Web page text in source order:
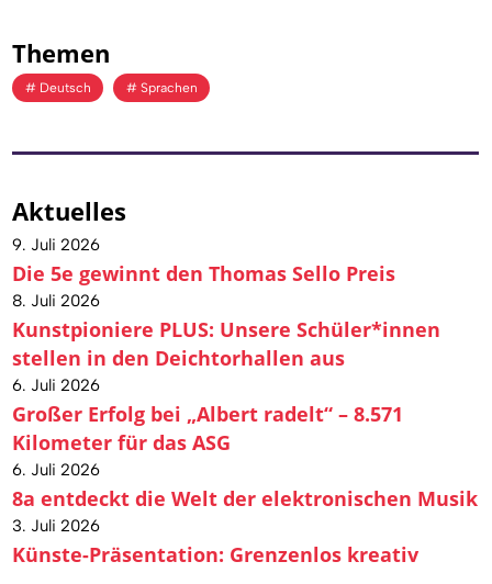
Themen
Deutsch Sprachen
Aktuelles
9. Juli 2026
Die 5e gewinnt den Thomas Sello Preis
8. Juli 2026
Kunstpioniere PLUS: Unsere Schüler*innen
stellen in den Deichtorhallen aus
6. Juli 2026
Großer Erfolg bei „Albert radelt“ – 8.571
Kilometer für das ASG
6. Juli 2026
8a entdeckt die Welt der elektronischen Musik
3. Juli 2026
Künste-Präsentation: Grenzenlos kreativ